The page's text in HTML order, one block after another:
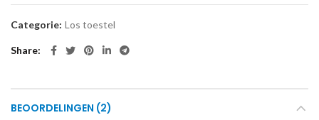
Categorie: Los toestel
Share
BEOORDELINGEN (2)